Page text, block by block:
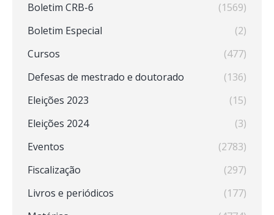
Boletim CRB-6
(1569)
Boletim Especial
(2)
Cursos
(477)
Defesas de mestrado e doutorado
(136)
Eleições 2023
(15)
Eleições 2024
(3)
Eventos
(2783)
Fiscalização
(297)
Livros e periódicos
(177)